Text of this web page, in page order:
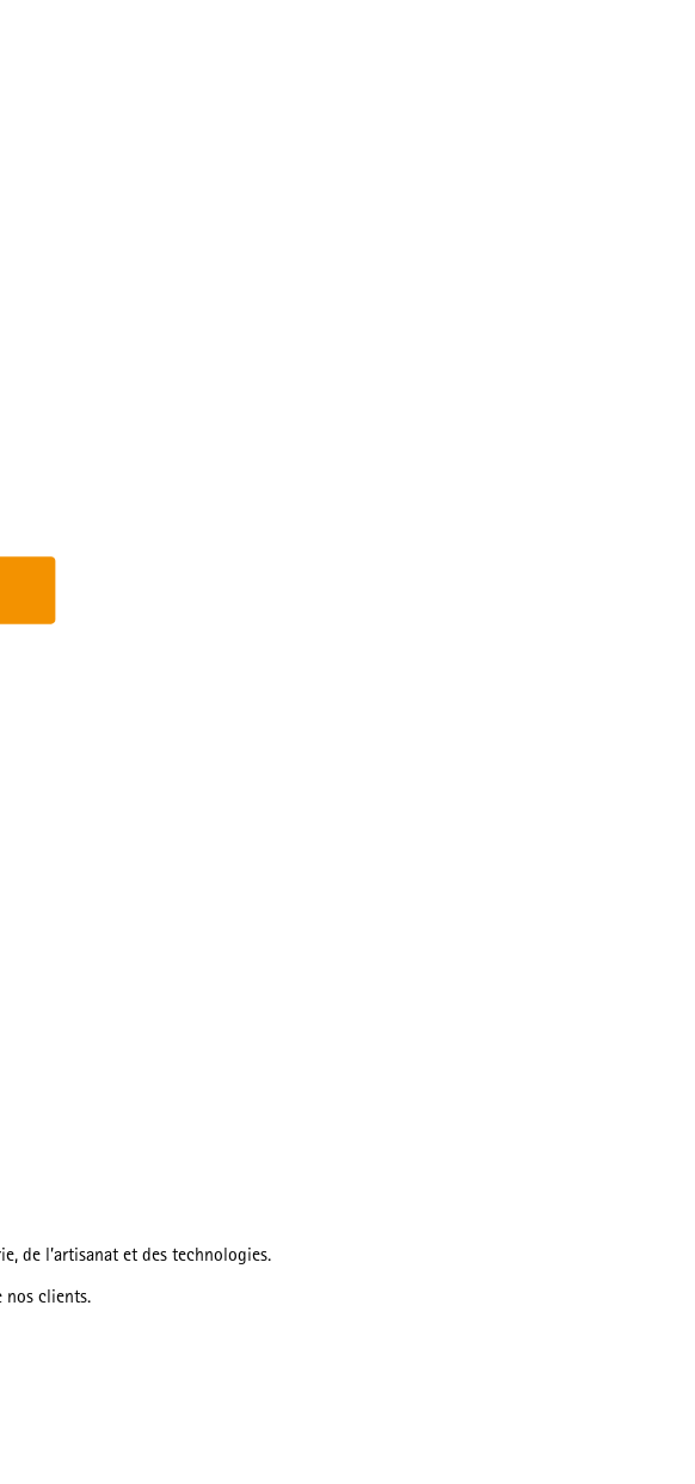
de l’artisanat et des technologies.
nos clients.